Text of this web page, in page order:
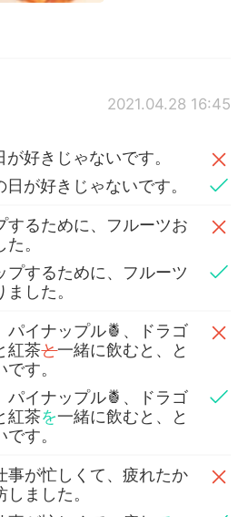
2021.04.28 16:45
好きじゃないです。
日が好きじゃないです。
するために、フルーツお
。
プするために、フルーツ
した。
パイナップル🍍、ドラゴ
紅茶と一緒に飲むと、と
す。
パイナップル🍍、ドラゴ
紅茶を一緒に飲むと、と
す。
が忙しくて、疲れたか
ました。